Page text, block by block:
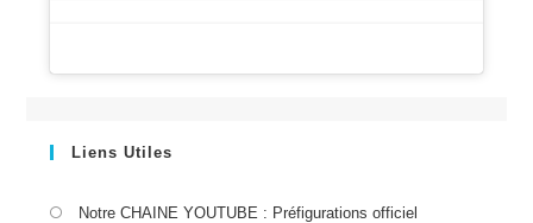
Liens Utiles
Notre CHAINE YOUTUBE : Préfigurations officiel